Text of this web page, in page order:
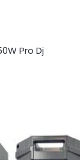
Pro Dj